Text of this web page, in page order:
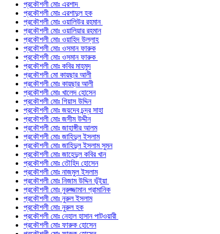
প্রকৌশলী মোঃ এরশাদ
প্রকৌশলী মোঃ এরশাদুল হক
প্রকৌশলী মোঃ ওয়ালিউর রহমান
প্রকৌশলী মোঃ ওয়ালিয়ার রহমান
প্রকৌশলী মোঃ ওয়াহিদ উল্লাহ
প্রকৌশলী মোঃ ওসমান ফারুক
প্রকৌশলী মোঃ ওসমান ফারুক
প্রকৌশলী মোঃ কবির মাহমুদ
প্রকৌশলী মো কায়ছার আলী
প্রকৌশলী মোঃ কায়ছার আলী
প্রকৌশলী মোঃ খালেদ হোসেন
প্রকৌশলী মোঃ গিয়াস উদ্দিন
প্রকৌশলী মোঃ জয়দেব চন্দ্র সাহা
প্রকৌশলী মোঃ জসীম উদ্দীন
প্রকৌশলী মোঃ জাহাঙ্গীর আলম
প্রকৌশলী মোঃ জাহিদুল ইসলাম
প্রকৌশলী মোঃ জাহিদুল ইসলাম সুমন
প্রকৌশলী মোঃ জাহেদুল কবির খান
প্রকৌশলী মোঃ তৌহিদ হোসেন
প্রকৌশলী মোঃ নাজমুল ইসলাম
প্রকৌশলী মোঃ নিজাম উদ্দিন ভূঁইয়া
প্রকৌশলী মোঃ নুরুজ্জামান প্রামানিক
প্রকৌশলী মোঃ নুরুল ইসলাম
প্রকৌশলী মোঃ নুরুল হক
প্রকৌশলী মোঃ নেহাল হাসান পাটওয়ারী
প্রকৌশলী মোঃ ফারুক হোসেন